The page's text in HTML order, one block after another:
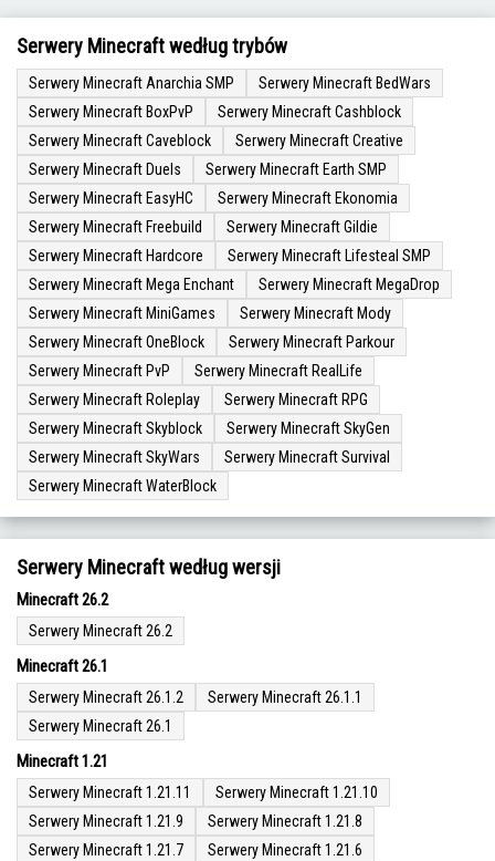
Serwery Minecraft według trybów
Serwery Minecraft Anarchia SMP
Serwery Minecraft BedWars
Serwery Minecraft BoxPvP
Serwery Minecraft Cashblock
Serwery Minecraft Caveblock
Serwery Minecraft Creative
Serwery Minecraft Duels
Serwery Minecraft Earth SMP
Serwery Minecraft EasyHC
Serwery Minecraft Ekonomia
Serwery Minecraft Freebuild
Serwery Minecraft Gildie
Serwery Minecraft Hardcore
Serwery Minecraft Lifesteal SMP
Serwery Minecraft Mega Enchant
Serwery Minecraft MegaDrop
Serwery Minecraft MiniGames
Serwery Minecraft Mody
Serwery Minecraft OneBlock
Serwery Minecraft Parkour
Serwery Minecraft PvP
Serwery Minecraft RealLife
Serwery Minecraft Roleplay
Serwery Minecraft RPG
Serwery Minecraft Skyblock
Serwery Minecraft SkyGen
Serwery Minecraft SkyWars
Serwery Minecraft Survival
Serwery Minecraft WaterBlock
Serwery Minecraft według wersji
Minecraft 26.2
Serwery Minecraft 26.2
Minecraft 26.1
Serwery Minecraft 26.1.2
Serwery Minecraft 26.1.1
Serwery Minecraft 26.1
Minecraft 1.21
Serwery Minecraft 1.21.11
Serwery Minecraft 1.21.10
Serwery Minecraft 1.21.9
Serwery Minecraft 1.21.8
Serwery Minecraft 1.21.7
Serwery Minecraft 1.21.6